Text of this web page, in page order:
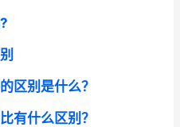
区别是什么？
有什么区别？